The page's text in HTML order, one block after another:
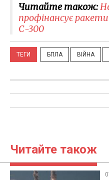
Читайте також:
профінансує
С-300
ТЕГИ БПЛА ВІЙНА
Читайте також